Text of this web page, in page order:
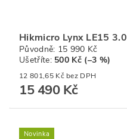
Hikmicro Lynx LE15 3.0
Původně: 15 990 Kč
Ušetříte: 500 Kč (–3 %)
12 801,65 Kč bez DPH
15 490 Kč
Novinka